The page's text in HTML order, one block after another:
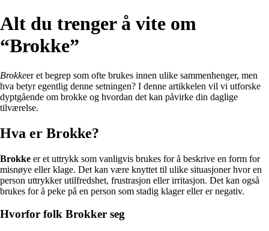
Alt du trenger å vite om
“Brokke”
Brokkeer et begrep som ofte brukes innen ulike sammenhenger, men
hva betyr egentlig denne setningen? I denne artikkelen vil vi utforske
dyptgående om brokke og hvordan det kan påvirke din daglige
tilværelse.
Hva er Brokke?
Brokke er et uttrykk som vanligvis brukes for å beskrive en form for
misnøye eller klage. Det kan være knyttet til ulike situasjoner hvor en
person uttrykker utilfredshet, frustrasjon eller irritasjon. Det kan også
brukes for å peke på en person som stadig klager eller er negativ.
Hvorfor folk Brokker seg